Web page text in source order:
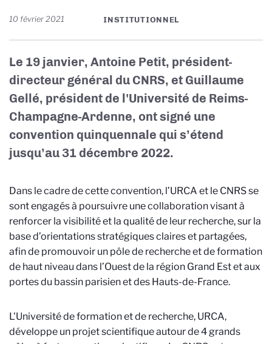
10 février 2021 INSTITUTIONNEL
Le 19 janvier, Antoine Petit, président-
directeur général du CNRS, et Guillaume
Gellé, président de l'Université de Reims-
Champagne-Ardenne, ont signé une
convention quinquennale qui s’étend
jusqu’au 31 décembre 2022.
Dans le cadre de cette convention, l’URCA et le CNRS se
sont engagés à poursuivre une collaboration visant à
renforcer la visibilité et la qualité de leur recherche, sur la
base d’orientations stratégiques claires et partagées,
afin de promouvoir un pôle de recherche et de formation
de haut niveau dans l’Ouest de la région Grand Est et aux
portes du bassin parisien et des Hauts-de-France.
L'Université de formation et de recherche, URCA,
développe un projet scientifique autour de 4 grands